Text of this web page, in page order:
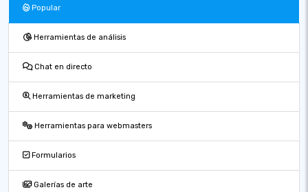
Popular
Herramientas de análisis
Chat en directo
Herramientas de marketing
Herramientas para webmasters
Formularios
Galerías de arte